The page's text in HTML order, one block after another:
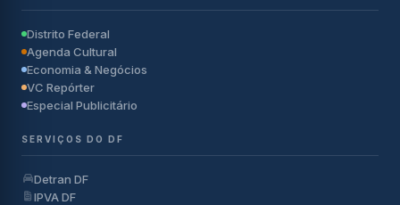
Distrito Federal
Agenda Cultural
Economia & Negócios
VC Repórter
Especial Publicitário
SERVIÇOS DO DF
Detran DF
IPVA DF